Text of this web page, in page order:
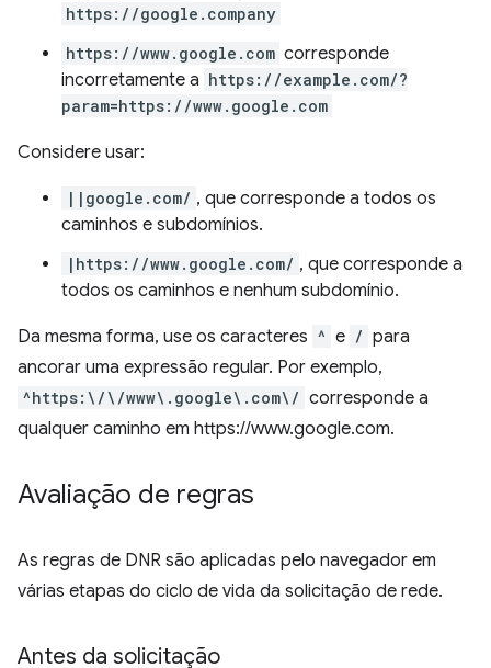
https://google.company
https://www.google.com corresponde
incorretamente a https://example.com/?
param=https://www.google.com
Considere usar:
||google.com/ , que corresponde a todos os
caminhos e subdomínios.
|https://www.google.com/ , que corresponde a
todos os caminhos e nenhum subdomínio.
Da mesma forma, use os caracteres ^ e / para
ancorar uma expressão regular. Por exemplo,
^https:\/\/www\.google\.com\/ corresponde a
qualquer caminho em https://www.google.com.
Avaliação de regras
As regras de DNR são aplicadas pelo navegador em
várias etapas do ciclo de vida da solicitação de rede.
Antes da solicitação